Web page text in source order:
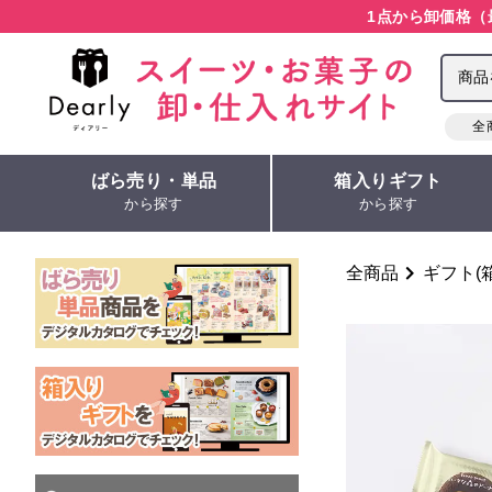
1点から卸価格
全
ばら売り・単品
から探す
箱入りギフト
から探す
全商品 ギフト(